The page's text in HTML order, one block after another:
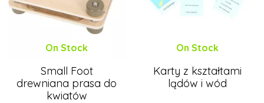
On Stock
Small Foot
drewniana prasa do
kwiatów
On Stock
Karty z kształtami
lądów i wód